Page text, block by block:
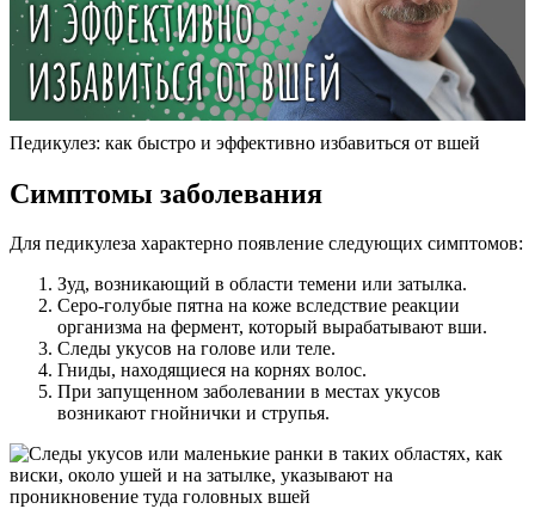
Педикулез: как быстро и эффективно избавиться от вшей
Симптомы заболевания
Для педикулеза характерно появление следующих симптомов:
Зуд, возникающий в области темени или затылка.
Серо-голубые пятна на коже вследствие реакции
организма на фермент, который вырабатывают вши.
Следы укусов на голове или теле.
Гниды, находящиеся на корнях волос.
При запущенном заболевании в местах укусов
возникают гнойнички и струпья.